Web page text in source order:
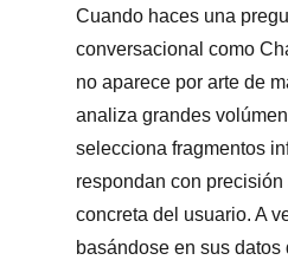
Cuando haces una
conversacional como
no aparece por arte de
analiza grandes
selecciona fragmentos
respondan con precisión
concreta del usuario. A
basándose en sus datos